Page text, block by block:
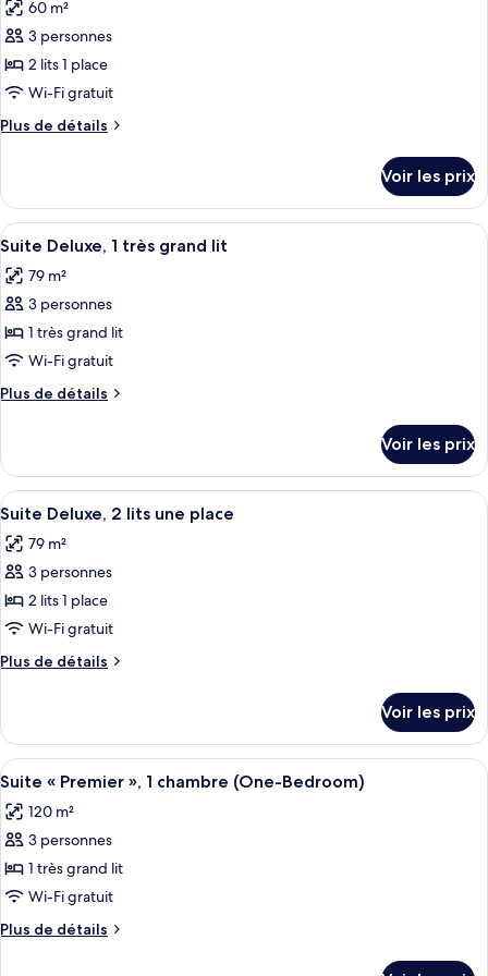
Suite
Exécutive
Bed)
les
photos
pour
ce
type
de
Suite
Exécutive
(Two
Twin)
60 m²
3 personnes
2 lits 1 place
Wi-Fi gratuit
Plus de détails
Plus
le
type
de
Suite
Exécutive
Twin)
Voir les prix
Afficher
toutes
les
photos
pour
ce
type
de
Suite
Deluxe,
1
très
grand
lit
Une chambre à coucher luxueuse,
4
Suite Deluxe, 1 très grand lit
79 m²
3 personnes
1 très grand lit
Wi-Fi gratuit
Plus de détails
Plus
le
type
de
Suite
Deluxe,
très
grand
Voir les prix
Afficher
toutes
les
photos
pour
ce
type
de
Suite
Deluxe,
2
lits
une
place
Une chambre à coucher luxueuse,
4
Suite Deluxe, 2 lits une place
79 m²
3 personnes
2 lits 1 place
Wi-Fi gratuit
Plus de détails
Plus
le
type
de
Suite
Deluxe,
lits
une
Voir les prix
Afficher
toutes
les
photos
pour
ce
type
de
Une chambre d’hôtel avec un
6
Suite « Premier », 1 chambre (One-Bedroom)
120 m²
3 personnes
1 très grand lit
Wi-Fi gratuit
Plus de détails
Plus